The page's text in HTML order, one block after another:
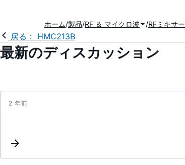
ホーム 製品 RF ＆ マイクロ波 RFミキサー
戻る： HMC213B
最新のディスカッション
2 年前